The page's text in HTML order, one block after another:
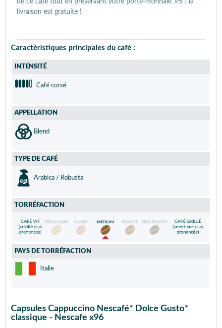
de ce café tout en préservant votre porte-monnaie. PS : la
livraison est gratuite !
Caractéristiques principales du café :
INTENSITÉ
Café corsé
APPELLATION
Blend
TYPE DE CAFÉ
Arabica / Robusta
TORRÉFACTION
PAYS DE TORRÉFACTION
Italie
Capsules Cappuccino Nescafé* Dolce Gusto*
classique - Nescafe x96